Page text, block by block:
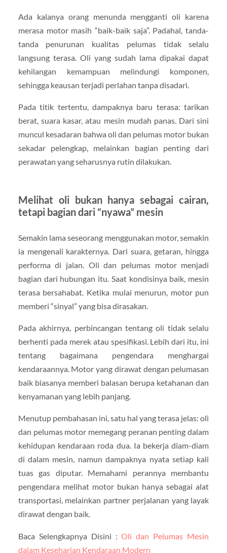
Ada kalanya orang menunda mengganti oli karena
merasa motor masih “baik-baik saja”. Padahal, tanda-
tanda penurunan kualitas pelumas tidak selalu
langsung terasa. Oli yang sudah lama dipakai dapat
kehilangan kemampuan melindungi komponen,
sehingga keausan terjadi perlahan tanpa disadari.
Pada titik tertentu, dampaknya baru terasa: tarikan
berat, suara kasar, atau mesin mudah panas. Dari sini
muncul kesadaran bahwa oli dan pelumas motor bukan
sekadar pelengkap, melainkan bagian penting dari
perawatan yang seharusnya rutin dilakukan.
Melihat oli bukan hanya sebagai cairan,
tetapi bagian dari “nyawa” mesin
Semakin lama seseorang menggunakan motor, semakin
ia mengenali karakternya. Dari suara, getaran, hingga
performa di jalan. Oli dan pelumas motor menjadi
bagian dari hubungan itu. Saat kondisinya baik, mesin
terasa bersahabat. Ketika mulai menurun, motor pun
memberi “sinyal” yang bisa dirasakan.
Pada akhirnya, perbincangan tentang oli tidak selalu
berhenti pada merek atau spesifikasi. Lebih dari itu, ini
tentang bagaimana pengendara menghargai
kendaraannya. Motor yang dirawat dengan pelumasan
baik biasanya memberi balasan berupa ketahanan dan
kenyamanan yang lebih panjang.
Menutup pembahasan ini, satu hal yang terasa jelas: oli
dan pelumas motor memegang peranan penting dalam
kehidupan kendaraan roda dua. Ia bekerja diam-diam
di dalam mesin, namun dampaknya nyata setiap kali
tuas gas diputar. Memahami perannya membantu
pengendara melihat motor bukan hanya sebagai alat
transportasi, melainkan partner perjalanan yang layak
dirawat dengan baik.
Baca Selengkapnya Disini :Oli dan Pelumas Mesin
dalam Keseharian Kendaraan Modern